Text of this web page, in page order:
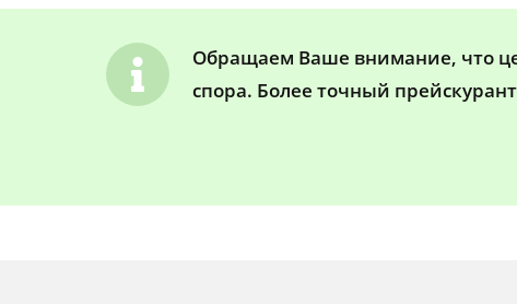
Обращаем Ваше внимание, что
спора. Более точный